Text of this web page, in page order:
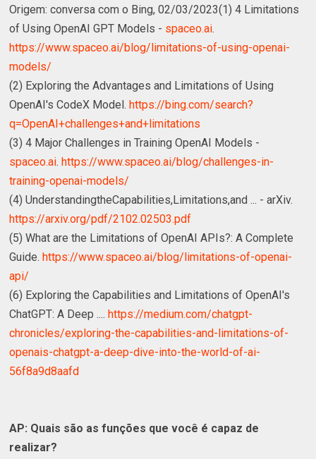
Origem: conversa com o Bing, 02/03/2023(1) 4 Limitations
of Using OpenAI GPT Models - spaceo.ai.
https://www.spaceo.ai/blog/limitations-of-using-openai-
models/
(2) Exploring the Advantages and Limitations of Using
OpenAI's CodeX Model.https://bing.com/search?
q=OpenAI+challenges+and+limitations
(3) 4 Major Challenges in Training OpenAI Models -
spaceo.ai.https://www.spaceo.ai/blog/challenges-in-
training-openai-models/
(4) UnderstandingtheCapabilities,Limitations,and ... - arXiv.
https://arxiv.org/pdf/2102.02503.pdf
(5) What are the Limitations of OpenAI APIs?: A Complete
Guide.https://www.spaceo.ai/blog/limitations-of-openai-
api/
(6) Exploring the Capabilities and Limitations of OpenAI's
ChatGPT: A Deep ....https://medium.com/chatgpt-
chronicles/exploring-the-capabilities-and-limitations-of-
openais-chatgpt-a-deep-dive-into-the-world-of-ai-
56f8a9d8aafd
AP: Quais são as funções que você é capaz de
realizar?